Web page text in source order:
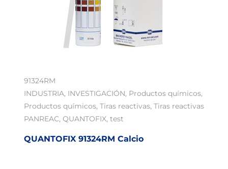
91324RM
INDUSTRIA, INVESTIGACIÓN, Productos químicos,
Productos químicos, Tiras reactivas, Tiras reactivas
PANREAC, QUANTOFIX, test
QUANTOFIX 91324RM Calcio